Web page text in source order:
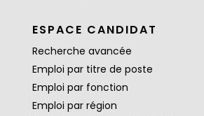
ESPACE CANDIDAT
Recherche avancée
Emploi par titre de poste
Emploi par fonction
Emploi par région